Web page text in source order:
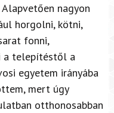
nagyon
horgolni, kötni,
fonni,
a telepítéstől a
egyetem irányába
mert úgy
otthonosabban